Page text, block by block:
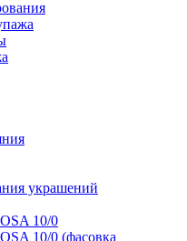
украшений
10/0
10/0 (фасовка